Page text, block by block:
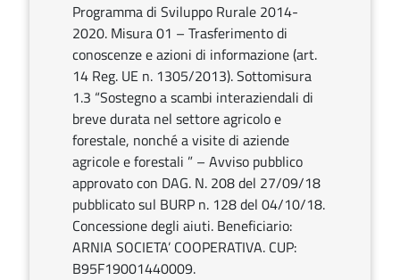
Programma di Sviluppo Rurale 2014-
2020. Misura 01 – Trasferimento di
conoscenze e azioni di informazione (art.
14 Reg. UE n. 1305/2013). Sottomisura
1.3 “Sostegno a scambi interaziendali di
breve durata nel settore agricolo e
forestale, nonché a visite di aziende
agricole e forestali ” – Avviso pubblico
approvato con DAG. N. 208 del 27/09/18
pubblicato sul BURP n. 128 del 04/10/18.
Concessione degli aiuti. Beneficiario:
ARNIA SOCIETA’ COOPERATIVA. CUP:
B95F19001440009.